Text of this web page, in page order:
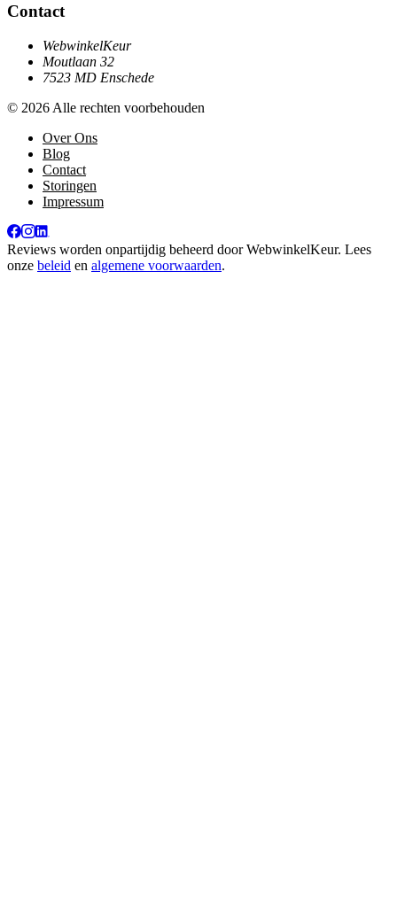
Contact
WebwinkelKeur
Moutlaan 32
7523 MD Enschede
© 2026 Alle rechten voorbehouden
Over Ons
Blog
Contact
Storingen
Impressum
Reviews worden onpartijdig beheerd doorWebwinkelKeur. Lees
onze beleid en algemene voorwaarden.